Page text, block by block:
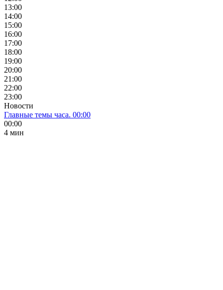
13:00
14:00
15:00
16:00
17:00
18:00
19:00
20:00
21:00
22:00
23:00
Новости
Главные темы часа. 00:00
00:00
4 мин